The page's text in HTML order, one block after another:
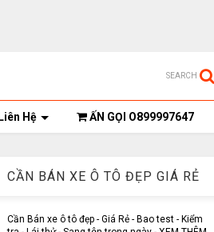
SEARCH
Liên Hệ ẤN GỌI O899997647
CẦN BÁN XE Ô TÔ ĐẸP GIÁ RẺ
Cần Bán xe ô tô đẹp - Giá Rẻ - Bao test - Kiểm